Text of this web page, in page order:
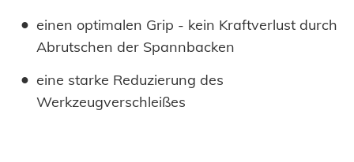
einen optimalen Grip - kein Kraftverlust durch
Abrutschen der Spannbacken
eine starke Reduzierung des
Werkzeugverschleißes